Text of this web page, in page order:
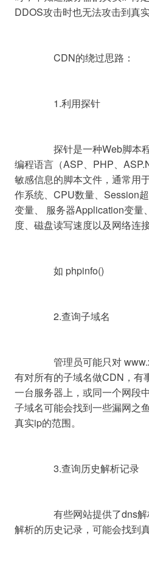
DDOS攻击时也无法攻击到真
编程语言（ASP、PHP、
敏感信息的脚本文件，通常用
作系统、CPU数量、Session
变量、 服务器Application变量
度、磁盘读写速度以及网络连接
有对所有的子域名做CDN，有
一台服务器上，或同一个网段
子域名可能会找到一些漏网之
真实ip的范围。
解析的历史记录，可能会找到